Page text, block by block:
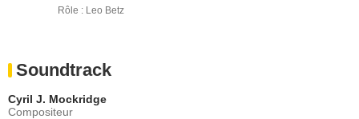
Rôle : Leo Betz
Soundtrack
Cyril J. Mockridge
Compositeur